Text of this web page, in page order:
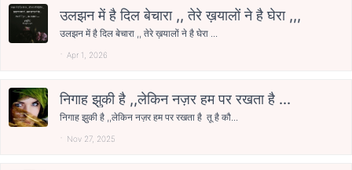
उलझन में है दिल बेचारा ,, तेरे ख़यालों ने है घेरा ,,,
उलझन में है दिल बेचारा ,, तेरे ख़यालों ने है घेरा ...
Apr 1, 2026
निगाह झुकी है ,,लेकिन नज़र हम पर रखता है ...
निगाह झुकी है ,,लेकिन नज़र हम पर रखता है तू है कौ...
Nov 27, 2025